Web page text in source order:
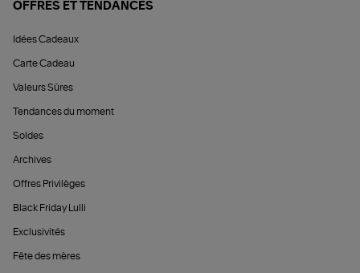
OFFRES ET TENDANCES
Idées Cadeaux
Carte Cadeau
Valeurs Sûres
Tendances du moment
Soldes
Archives
Offres Privilèges
Black Friday Lulli
Exclusivités
Fête des mères